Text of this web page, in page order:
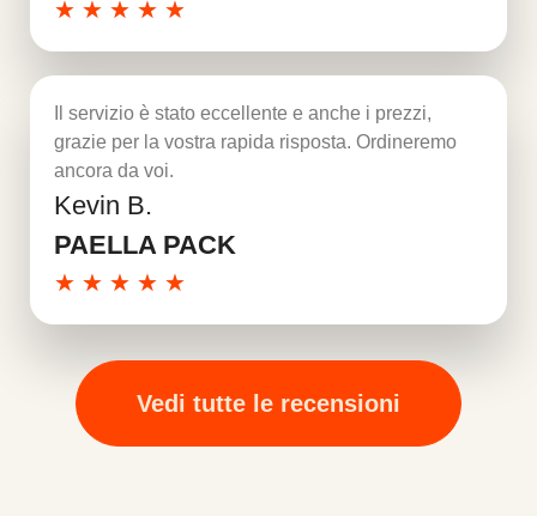
★ ★ ★ ★ ★
Il servizio è stato eccellente e anche i prezzi,
grazie per la vostra rapida risposta. Ordineremo
ancora da voi.
Kevin B.
PAELLA PACK
★ ★ ★ ★ ★
Vedi tutte le recensioni